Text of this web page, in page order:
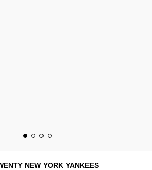
NEW YORK YANKEES